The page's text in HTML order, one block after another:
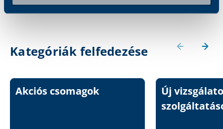
Kategóriák felfedezése
Akciós csomagok
Új